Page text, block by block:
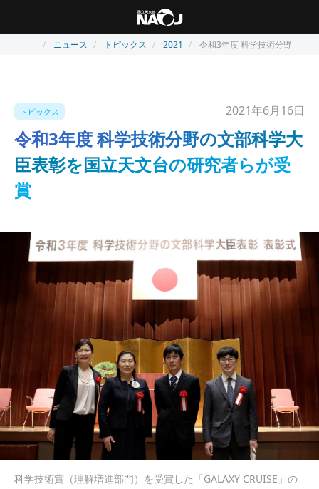
ニュース トピックス 2021 令和3年度 科学技術分野の文
トピックス 2021年6月16日
令和3年度 科学技術分野の文部科学大
臣表彰を国立天文台の研究者らが受
賞
科学技術賞（理解増進部門）を受賞した「GALAXY CRUISE」の